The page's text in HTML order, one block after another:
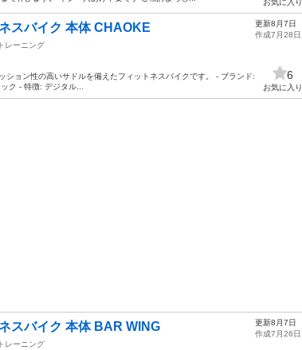
スバイク 本体 CHAOKE
レーニング
ション性の高いサドルを備えたフィットネスバイクです。 - ブランド:
ク - 特徴: デジタル...
更新8月7日
作成7月28日
6
お気に入り
スバイク 本体 BAR WING
レーニング
更新8月7日
作成7月26日